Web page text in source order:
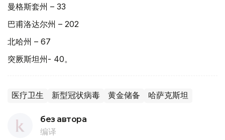
曼格斯套州 – 33
巴甫洛达尔州 – 202
北哈州 – 67
突厥斯坦州- 40。
医疗卫生 新型冠状病毒 黄金储备 哈萨克斯坦
без автора
编译